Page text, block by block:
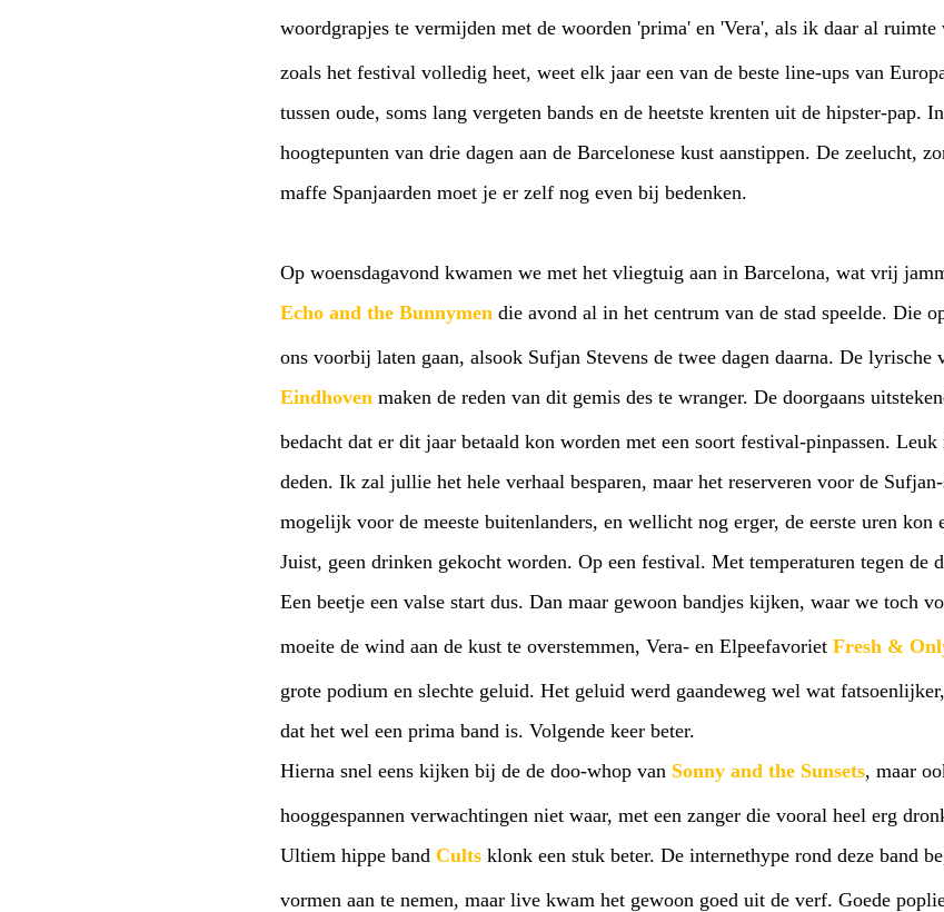
woordgrapjes te vermijden met de woorden 'prima' en 'Vera', als ik daar al ruimte
zoals het festival volledig heet, weet elk jaar een van de beste line-ups van
tussen oude, soms lang vergeten bands en de heetste krenten uit de hipster-pap.
hoogtepunten van drie dagen aan de Barcelonese kust aanstippen. De zeelucht,
maffe Spanjaarden moet je er zelf nog even bij bedenken.
Op woensdagavond kwamen we met het vliegtuig aan in Barcelona, wat vrij
Echo and the Bunnymen die avond al in het centrum van de stad speelde. Die
ons voorbij laten gaan, alsook Sufjan Stevens de twee dagen daarna. De
Eindhoven maken de reden van dit gemis des te wranger. De doorgaans
bedacht dat er dit jaar betaald kon worden met een soort festival-pinpassen.
deden. Ik zal jullie het hele verhaal besparen, maar het reserveren voor de
mogelijk voor de meeste buitenlanders, en wellicht nog erger, de eerste uren kon
Juist, geen drinken gekocht worden. Op een festival. Met temperaturen tegen de
Een beetje een valse start dus. Dan maar gewoon bandjes kijken, waar we toch
moeite de wind aan de kust te overstemmen, Vera- en Elpeefavoriet Fresh &
grote podium en slechte geluid. Het geluid werd gaandeweg wel wat
dat het wel een prima band is. Volgende keer beter.
Hierna snel eens kijken bij de de doo-whop van Sonny and the Sunsets, maar
hooggespannen verwachtingen niet waar, met een zanger die vooral heel erg
Ultiem hippe band Cults klonk een stuk beter. De internethype rond deze band
vormen aan te nemen, maar live kwam het gewoon goed uit de verf. Goede